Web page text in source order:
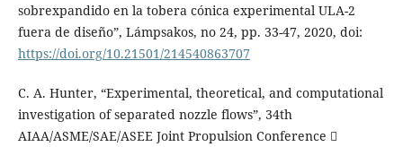
sobrexpandido en la tobera cónica experimental ULA-2
fuera de diseño”, Lámpsakos, no 24, pp. 33-47, 2020, doi:
https://doi.org/10.21501/214540863707
C. A. Hunter, “Experimental, theoretical, and computational
investigation of separated nozzle flows”, 34th
AIAA/ASME/SAE/ASEE Joint Propulsion Conference 